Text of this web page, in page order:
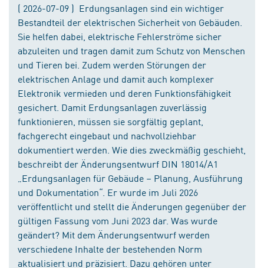
( 2026-07-09 ) Erdungsanlagen sind ein wichtiger
Bestandteil der elektrischen Sicherheit von Gebäuden.
Sie helfen dabei, elektrische Fehlerströme sicher
abzuleiten und tragen damit zum Schutz von Menschen
und Tieren bei. Zudem werden Störungen der
elektrischen Anlage und damit auch komplexer
Elektronik vermieden und deren Funktionsfähigkeit
gesichert. Damit Erdungsanlagen zuverlässig
funktionieren, müssen sie sorgfältig geplant,
fachgerecht eingebaut und nachvollziehbar
dokumentiert werden. Wie dies zweckmäßig geschieht,
beschreibt der Änderungsentwurf DIN 18014/A1
„Erdungsanlagen für Gebäude – Planung, Ausführung
und Dokumentation“. Er wurde im Juli 2026
veröffentlicht und stellt die Änderungen gegenüber der
gültigen Fassung vom Juni 2023 dar. Was wurde
geändert? Mit dem Änderungsentwurf werden
verschiedene Inhalte der bestehenden Norm
aktualisiert und präzisiert. Dazu gehören unter